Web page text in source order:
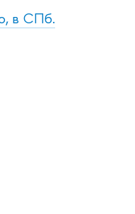
в СПб.